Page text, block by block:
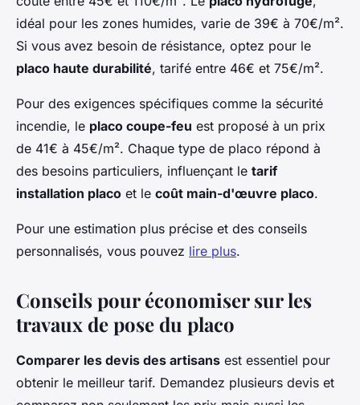
idéal pour les zones humides, varie de 39€ à 70€/m².
Si vous avez besoin de résistance, optez pour le
placo haute durabilité, tarifé entre 46€ et 75€/m².
Pour des exigences spécifiques comme la sécurité
incendie, le placo coupe-feu est proposé à un prix
de 41€ à 45€/m². Chaque type de placo répond à
des besoins particuliers, influençant le tarif
installation placo et le coût main-d'œuvre placo.
Pour une estimation plus précise et des conseils
personnalisés, vous pouvez lire plus.
Conseils pour économiser sur les
travaux de pose du placo
Comparer les devis des artisans est essentiel pour
obtenir le meilleur tarif. Demandez plusieurs devis et